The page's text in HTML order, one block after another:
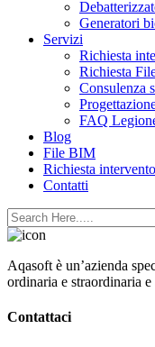
Generatori
Servizi
Richiesta
Richiesta
Consulenza
FAQ
Blog
File BIM
Richiesta intervento
Contatti
Aqasoft è un’azienda
ordinaria e straordinaria
Contattaci